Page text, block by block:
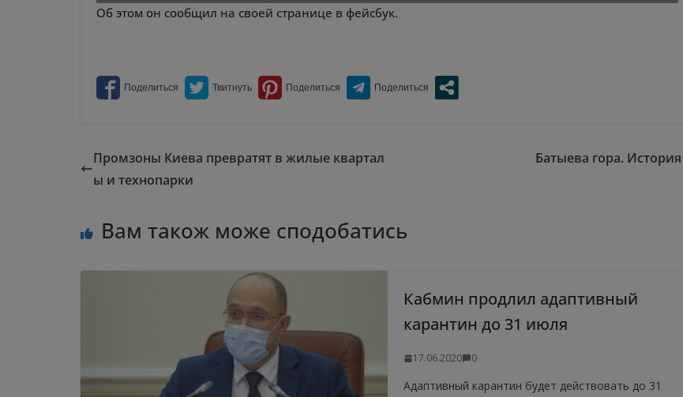
Об этом он сообщил на своей странице в фейсбук.
Промзоны Киева превратят в жилые квартал
ы и технопарки
Батыева гора. История
Вам також може сподобатись
Кабмин продлил адаптивный
карантин до 31 июля
17.06.2020 0
Адаптивный карантин будет действовать до 31